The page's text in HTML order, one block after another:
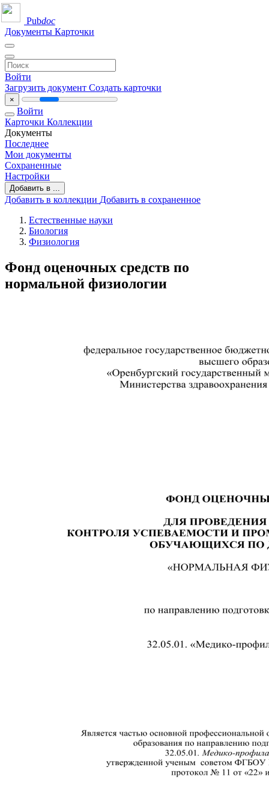
Pubdoc
Документы Карточки
Войти
Загрузить документ Создать карточки
×
Войти
Карточки Коллекции
Документы
Последнее
Мои документы
Сохраненные
Настройки
Добавить в ...
Добавить в коллекции Добавить в сохраненное
Естественные науки
Биология
Физиология
Фонд оценочных средств по
нормальной физиологии